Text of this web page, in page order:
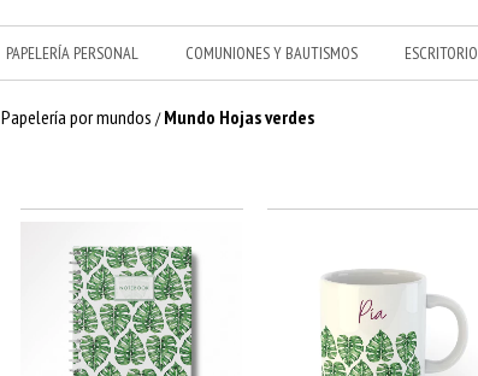
PAPELERÍA PERSONAL COMUNIONES Y BAUTISMOS ESCRITORIO
Papelería por mundos / Mundo Hojas verdes